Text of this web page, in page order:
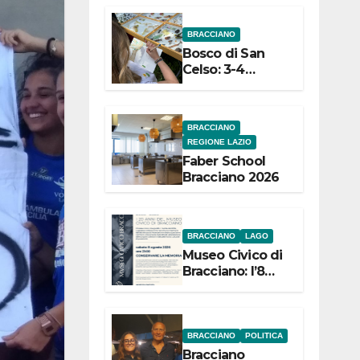
dell’Etruria
Meridionale
BRACCIANO
Bosco di San
Celso: 3-4
settembre
Festival “Storie
in cielo e in
terra”
BRACCIANO
REGIONE LAZIO
Faber School
Bracciano 2026
BRACCIANO LAGO
Museo Civico di
Bracciano: l’8
“Conservare la
memoria”
BRACCIANO POLITICA
Bracciano